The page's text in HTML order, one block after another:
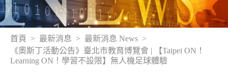
首頁 最新消息
最新消息 News
《奧斯丁活動公告》臺北市教育博覽會 | 【Taipei ON！
Learning ON！學習不設限】無人機足球體驗